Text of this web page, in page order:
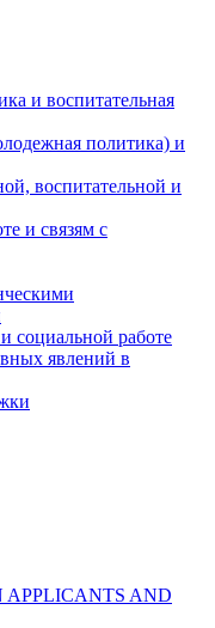
и воспитательная
политика) и
воспитательной и
и связям с
социальной работе
явлений в
APPLICANTS AND